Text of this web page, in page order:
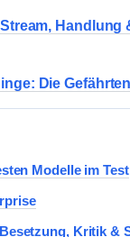
Handlung
Die
Modelle im Test
Kritik &